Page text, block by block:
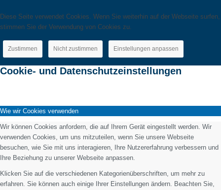
Diese Seite verwendet Cookies. Wenn Sie weiterhin auf der Webseite surfen,
stimmen Sie der Verwendung von Cookies zu.
Zustimmen Nicht zustimmen Einstellungen anpassen
Cookie- und Datenschutzeinstellungen
Wie wir Cookies verwenden
Wir können Cookies anfordern, die auf Ihrem Gerät eingestellt werden. Wir
verwenden Cookies, um uns mitzuteilen, wenn Sie unsere Webseite
besuchen, wie Sie mit uns interagieren, Ihre Nutzererfahrung verbessern und
Ihre Beziehung zu unserer Webseite anpassen.
Klicken Sie auf die verschiedenen Kategorienüberschriften, um mehr zu
erfahren. Sie können auch einige Ihrer Einstellungen ändern. Beachten Sie,